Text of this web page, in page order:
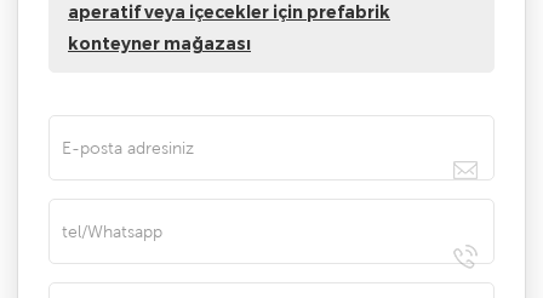
aperatif veya içecekler için prefabrik
konteyner mağazası